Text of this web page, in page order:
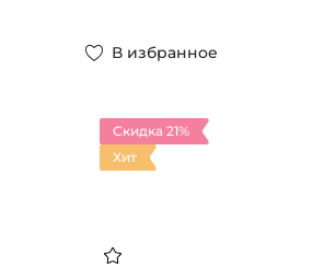
В избранное
Скидка 21%
Хит